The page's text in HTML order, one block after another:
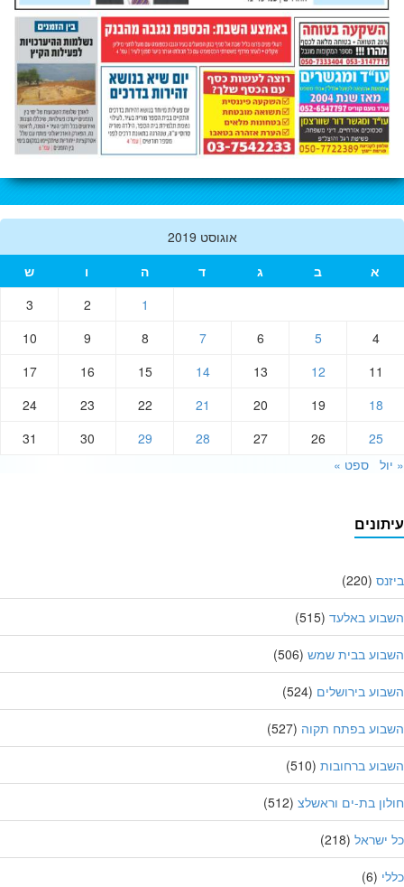
אוגוסט 2019
10
12
13
14
15
16
17
18
19
20
22
23
24
25
26
27
28
29
30
ספט »
(220)
באלעד(515)
בבית שמש(506)
בירושלים(524)
בפתח תקוה(527)
ברחובות(510)
בת-ים וראשלצ(512)
(218)
(6)